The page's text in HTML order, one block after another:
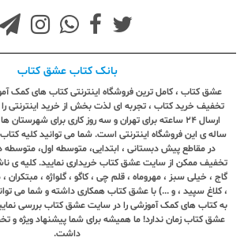
بانک کتاب عشق کتاب
عشق کتاب ، کامل ترین فروشگاه اینترنتی کتاب های کمک
تخفیف خرید کتاب ، تجربه ای لذت بخش از خرید اینترنتی
ارسال ٢٤ ساعته برای تهران و سه روز کاری برای
ساله ی این فروشگاه اینترنتی است. شما می توانید کلیه
در مقاطع پیش دبستانی ، ابتدایی، متوسطه اول، متوسطه
تخفیف ممکن از سایت عشق کتاب خریداری نمایید. کلیه ی
گاج ، خیلی سبز ، مهروماه ، قلم چی ، کاگو ، گلواژه ، مبتکران
، کلاغ سپید ، و ...) با عشق کتاب همکاری داشته و شما می
به کتاب های کمک آموزشی را در سایت عشق کتاب بررسی
عشق کتاب زمان ندارد! ما همیشه برای شما پیشنهاد ویژه و
داشت.